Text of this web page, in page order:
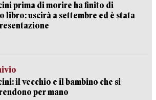
prima di morire ha finito di
libro: uscirà a settembre ed è stata
il vecchio e il bambino che si
per mano